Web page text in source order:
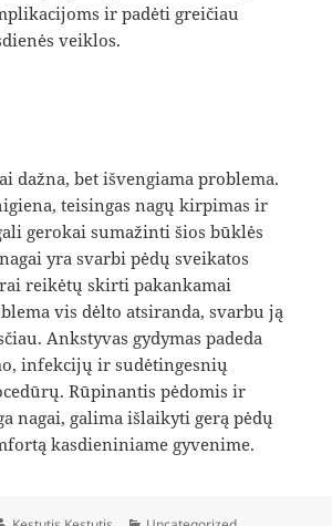
ir padėti greičiau
veiklos.
dažna, bet išvengiama problema.
teisingas nagų kirpimas ir
gerokai sumažinti šios būklės
yra svarbi pėdų sveikatos
reikėtų skirti pakankamai
vis dėlto atsiranda, svarbu ją
Ankstyvas gydymas padeda
infekcijų ir sudėtingesnių
Rūpinantis pėdomis ir
nagai, galima išlaikyti gerą pėdų
kasdieniniame gyvenime.